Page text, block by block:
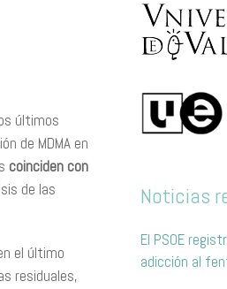
últimos
de MDMA en
coinciden con
de las
el último
residuales,
Noticias
El PSOE
adicción al